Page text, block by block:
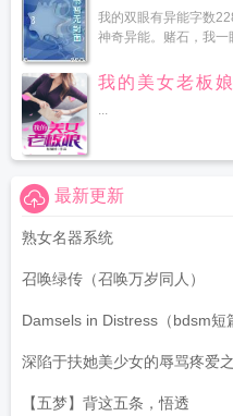
我的双眼有异能字数
神奇异能。赌石，我
我的美女老板娘
...
最新更新
熟女名器系统
召唤绿传（召唤万岁同人）
Damsels in Distress（bdsm短
深陷于扶她美少女的辱骂疼爱
【五梦】背这五条，悟透